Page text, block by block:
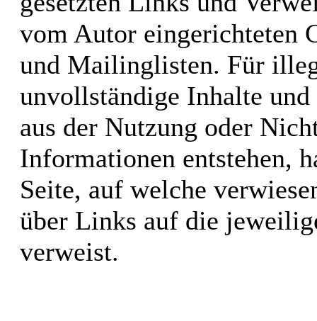
vom Autor eingerichteten
und Mailinglisten. Für
unvollständige Inhalte und
aus der Nutzung oder
Informationen entstehen,
Seite, auf welche
über Links auf die
verweist.